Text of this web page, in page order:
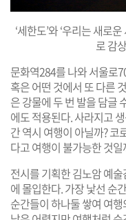
‘세한도’와 ‘우리는 새로
로 감
문화역284를 나와 서울로
혹은 어떤 것에서 또 다른
은 강물에 두 번 발을 담글
에도 적용된다. 사라지고
간 역시 여행이 아닐까? 코
다고 여행이 불가능한 것일
전시를 기획한 김노암 예
에 몰입한다. 가장 낯선 순
순간들이 하나둘 쌓여 여